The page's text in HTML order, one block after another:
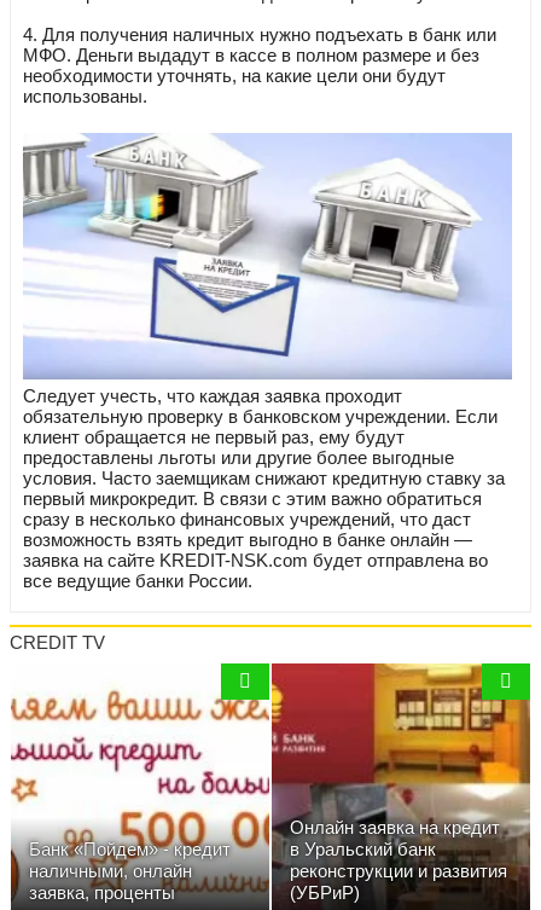
4. Для получения наличных нужно подъехать в банк или
МФО. Деньги выдадут в кассе в полном размере и без
необходимости уточнять, на какие цели они будут
использованы.
Следует учесть, что каждая заявка проходит
обязательную проверку в банковском учреждении. Если
клиент обращается не первый раз, ему будут
предоставлены льготы или другие более выгодные
условия. Часто заемщикам снижают кредитную ставку за
первый микрокредит. В связи с этим важно обратиться
сразу в несколько финансовых учреждений, что даст
возможность взять кредит выгодно в банке онлайн —
заявка на сайте KREDIT-NSK.com будет отправлена во
все ведущие банки России.
CREDIT TV
Банк «Пойдем» - кредит
наличными, онлайн
заявка, проценты
Онлайн заявка на кредит
в Уральский банк
реконструкции и развития
(УБРиР)